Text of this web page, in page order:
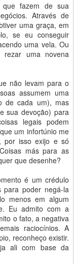
que fazem de sua
Através de
uma graça, em
se eu conseguir
uma vela. Ou
uma novena
não levam para o
assumem uma
de cada um), mas
sua devoção) para
legais podem
um infortúnio me
por isso exijo e só
más para as
que desenhe?
é um crédulo
para poder negá-la
menos em algum
Eu admito com a
o fato, a negativa
raciocínios. A
reconheço existir.
ali com base da